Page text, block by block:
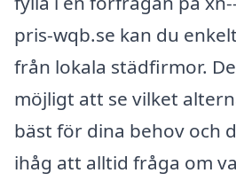
pris-wqb.se kan du
från lokala städfirmor.
möjligt att se vilket
bäst för dina behov och
ihåg att alltid fråga om